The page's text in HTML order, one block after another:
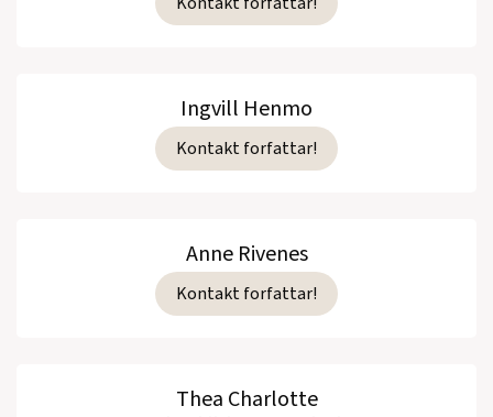
Ingvill Henmo
Kontakt forfattar!
Anne Rivenes
Kontakt forfattar!
Thea Charlotte